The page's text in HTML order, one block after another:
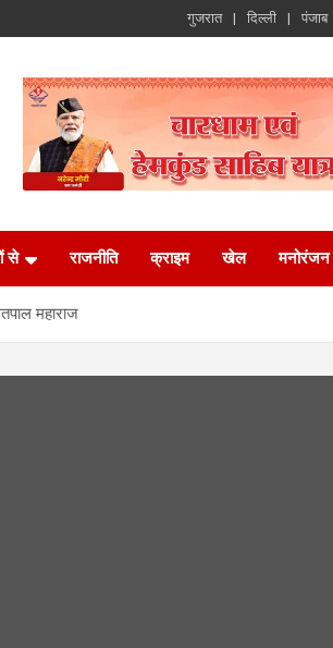
गुजरात दिल्ली पंजाब
से राजनीति क्राइम खेल मनोरंजन
महाराज